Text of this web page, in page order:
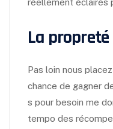
réellement éclairés
La propreté
Pas loin nous
chance de gagner
s pour besoin me
tempo des